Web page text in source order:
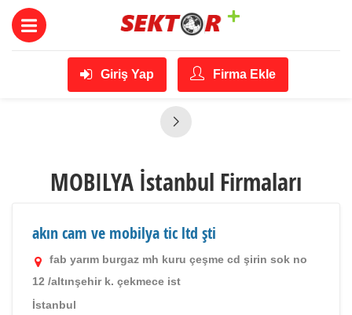
Giriş Yap Firma Ekle
MOBILYA İstanbul Firmaları
akın cam ve mobilya tic ltd şti
fab yarım burgaz mh kuru çeşme cd şirin sok no
12 /altınşehir k. çekmece ist
İstanbul